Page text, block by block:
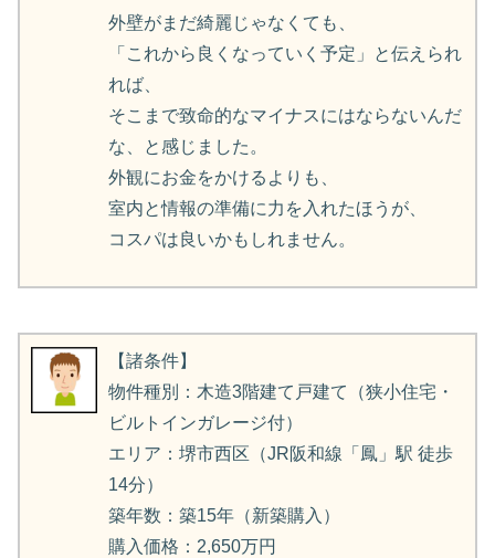
外壁がまだ綺麗じゃなくても、
「これから良くなっていく予定」と伝えられ
れば、
そこまで致命的なマイナスにはならないんだ
な、と感じました。
外観にお金をかけるよりも、
室内と情報の準備に力を入れたほうが、
コスパは良いかもしれません。
【諸条件】
物件種別：木造3階建て戸建て（狭小住宅・
ビルトインガレージ付）
エリア：堺市西区（JR阪和線「鳳」駅 徒歩
14分）
築年数：築15年（新築購入）
購入価格：2,650万円